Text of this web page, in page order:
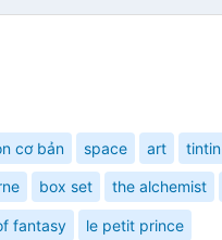
cơ bản space art tintin
box set the alchemist
fantasy le petit prince